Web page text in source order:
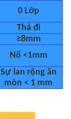
0 Lớp
Thả đi
≥8mm
Nổ <1mm
Sự lan rộng ăn
mòn < 1 mm